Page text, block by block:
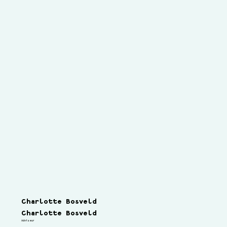
Charlotte Bosveld
Adviseur
Charlotte Bosveld